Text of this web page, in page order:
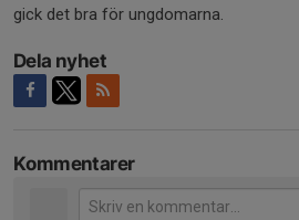
gick det bra för ungdomarna.
Dela nyhet
Kommentarer